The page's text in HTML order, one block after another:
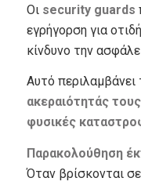
Οι security guards
εγρήγορση για
κίνδυνο την
Αυτό περιλαμβάνει
ακεραιότητάς
φυσικές
Παρακολούθηση
Όταν βρίσκονται